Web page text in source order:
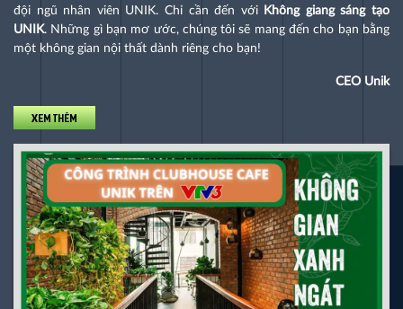
đội ngũ nhân viên UNIK. Chỉ cần đến với
Không giang sáng tạo
UNIK. Những gì bạn mơ ước, chúng tôi sẽ mang đến cho bạn bằng
một không gian nội thất dành riêng cho bạn!
CEO Unik
XEM THÊM